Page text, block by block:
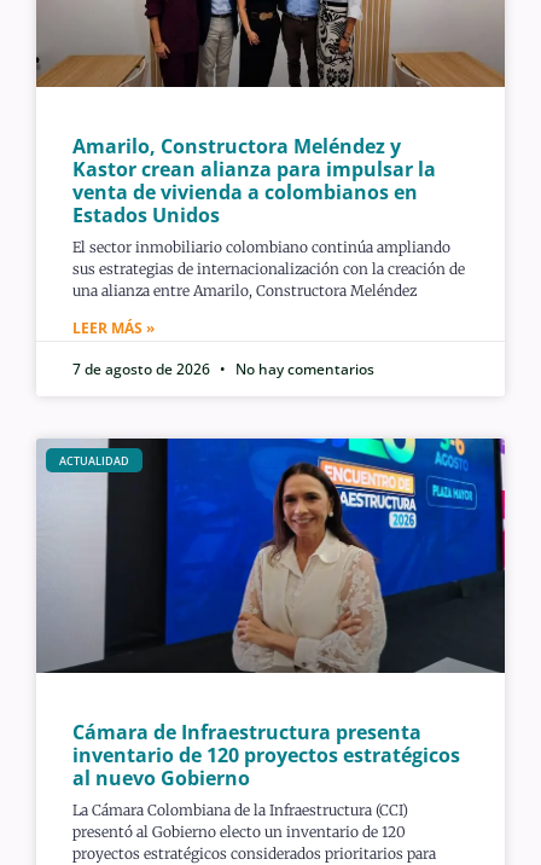
Amarilo, Constructora Meléndez y
Kastor crean alianza para impulsar la
venta de vivienda a colombianos en
Estados Unidos
El sector inmobiliario colombiano continúa ampliando
sus estrategias de internacionalización con la creación de
una alianza entre Amarilo, Constructora Meléndez
LEER MÁS »
7 de agosto de 2026
No hay comentarios
ACTUALIDAD
Cámara de Infraestructura presenta
inventario de 120 proyectos estratégicos
al nuevo Gobierno
La Cámara Colombiana de la Infraestructura (CCI)
presentó al Gobierno electo un inventario de 120
proyectos estratégicos considerados prioritarios para